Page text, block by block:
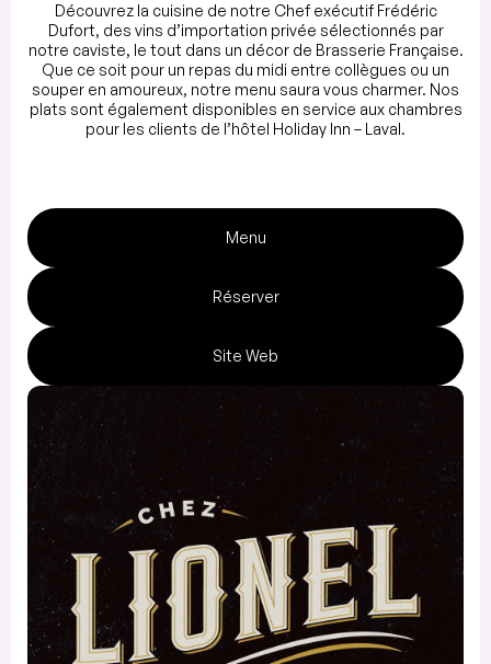
Découvrez la cuisine de notre Chef exécutif Frédéric
Dufort, des vins d’importation privée sélectionnés par
notre caviste, le tout dans un décor de Brasserie Française.
Que ce soit pour un repas du midi entre collègues ou un
souper en amoureux, notre menu saura vous charmer. Nos
plats sont également disponibles en service aux chambres
pour les clients de l’hôtel Holiday Inn – Laval.
Menu
Réserver
Site Web